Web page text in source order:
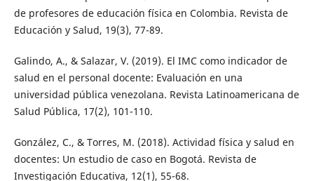
de profesores de educación física en Colombia. Revista de
Educación y Salud, 19(3), 77-89.
Galindo, A., & Salazar, V. (2019). El IMC como indicador de
salud en el personal docente: Evaluación en una
universidad pública venezolana. Revista Latinoamericana de
Salud Pública, 17(2), 101-110.
González, C., & Torres, M. (2018). Actividad física y salud en
docentes: Un estudio de caso en Bogotá. Revista de
Investigación Educativa, 12(1), 55-68.